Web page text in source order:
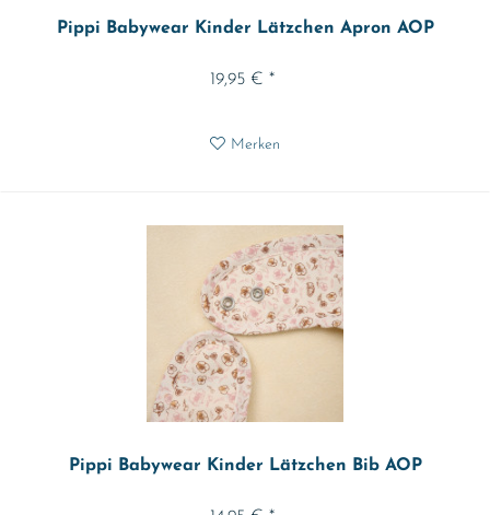
Pippi Babywear Kinder Lätzchen Apron AOP
19,95 € *
Merken
Pippi Babywear Kinder Lätzchen Bib AOP